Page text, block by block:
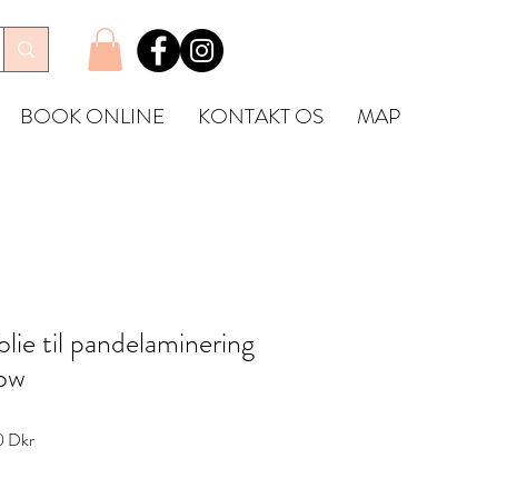
BOOK ONLINE KONTAKT OS MAP
til pandelaminering
DkrReapris